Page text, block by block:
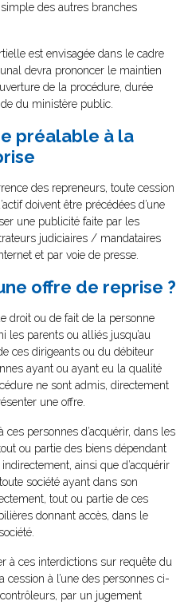
des autres branches
est envisagée dans le cadre
devra prononcer le maintien
de la procédure, durée
du ministère public.
préalable à la
des repreneurs, toute cession
doivent être précédées d’une
une publicité faite par les
judiciaires / mandataires
et par voie de presse.
offre de reprise ?
droit ou de fait de la personne
les parents ou alliés jusqu’au
ces dirigeants ou du débiteur
ayant ou ayant eu la qualité
ne sont admis, directement
une offre.
ces personnes d’acquérir, dans les
ou partie des biens dépendant
ainsi que d’acquérir
société ayant dans son
tout ou partie de ces
donnant accès, dans le
à ces interdictions sur requête du
à l’une des personnes ci-
par un jugement